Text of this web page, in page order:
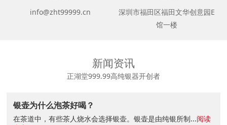
info@zht99999.cn
深圳市福田区福田文华创意园E
馆一楼
新闻资讯
正湖堂999.99高纯银器开创者
银壶为什么泡茶好喝？
在茶道中，有些茶人烧水会选择银壶。银壶是由纯银所制...阅读